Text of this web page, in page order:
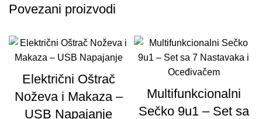
Povezani proizvodi
Električni Oštrač
Noževa i Makaza –
USB Napajanje
Multifunkcionalni
Sečko 9u1 – Set sa